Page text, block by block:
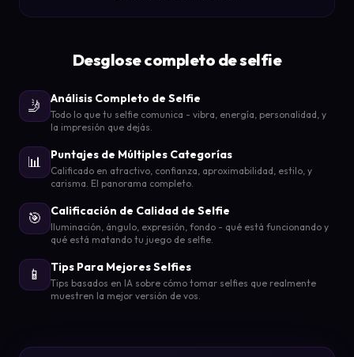
Desglose completo de selfie
🤳 Análisis Completo de Selfie
Todo lo que tu selfie comunica - vibra, energía, personalidad, y
la impresión que dejás.
📊 Puntajes de Múltiples Categorías
Calificado en atractivo, confianza, aproximabilidad, estilo, y
carisma. El panorama completo.
🎯 Calificación de Calidad de Selfie
Iluminación, ángulo, expresión, fondo - qué está funcionando y
qué está matando tu juego de selfie.
📱 Tips Para Mejores Selfies
Tips basados en IA sobre cómo tomar selfies que realmente
muestren la mejor versión de vos.